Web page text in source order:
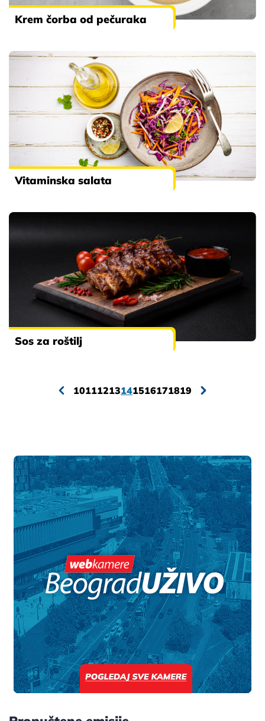
Krem čorba od pečuraka
Vitaminska salata
Sos za roštilj
10111213141516171819